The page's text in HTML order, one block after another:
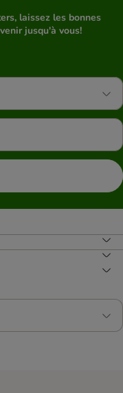
laissez les bonnes
jusqu'à vous!